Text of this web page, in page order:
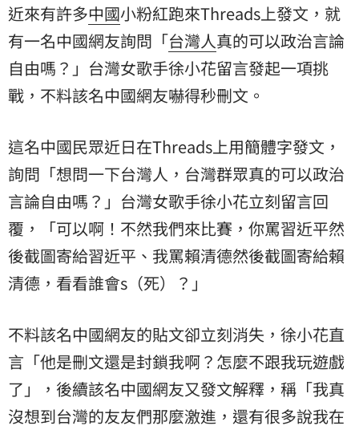
近來有許多中國小粉紅跑來Threads上發文，就
有一名中國網友詢問「台灣人真的可以政治言論
自由嗎？」台灣女歌手徐小花留言發起一項挑
戰，不料該名中國網友嚇得秒刪文。
這名中國民眾近日在Threads上用簡體字發文，
詢問「想問一下台灣人，台灣群眾真的可以政治
言論自由嗎？」台灣女歌手徐小花立刻留言回
覆，「可以啊！不然我們來比賽，你罵習近平然
後截圖寄給習近平、我罵賴清德然後截圖寄給賴
清德，看看誰會s（死）？」
不料該名中國網友的貼文卻立刻消失，徐小花直
言「他是刪文還是封鎖我啊？怎麼不跟我玩遊戲
了」，後續該名中國網友又發文解釋，稱「我真
沒想到台灣的友友們那麼激進，還有很多說我在